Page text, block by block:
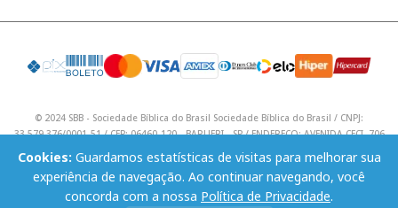
Cookies: Guardamos estatísticas de visitas para melhorar sua
experiência de navegação. Ao continuar navegando, você
concorda com a nossa Política de Privacidade.
© 2024 SBB - Sociedade Bíblica do Brasil Sociedade Bíblica do Brasil / CNPJ:
33.579.376/0001-51 / CEP: 06460-120 - BARUERI - SP / ENDEREÇO: AVENIDA CECI, 706
/ Telefone: (11) 4195 9590 / Email: lojavirtual@sbb.org.br .